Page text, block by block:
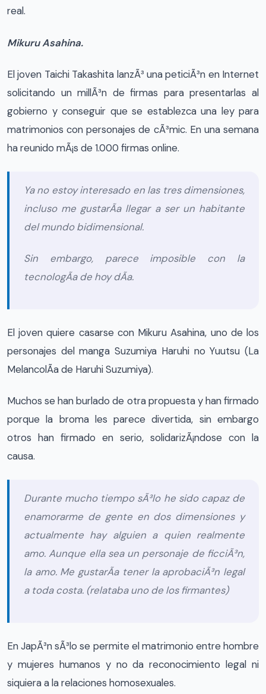
real.
Mikuru Asahina.
El joven Taichi Takashita lanzÃ³ una peticiÃ³n en Internet
solicitando un millÃ³n de firmas para presentarlas al
gobierno y conseguir que se establezca una ley para
matrimonios con personajes de cÃ³mic. En una semana
ha reunido mÃ¡s de 1.000 firmas online.
Ya no estoy interesado en las tres dimensiones,
incluso me gustarÃ­a llegar a ser un habitante
del mundo bidimensional.
Sin embargo, parece imposible con la
tecnologÃ­a de hoy dÃ­a.
El joven quiere casarse con Mikuru Asahina, uno de los
personajes del manga Suzumiya Haruhi no Yuutsu (La
MelancolÃ­a de Haruhi Suzumiya).
Muchos se han burlado de otra propuesta y han firmado
porque la broma les parece divertida, sin embargo
otros han firmado en serio, solidarizÃ¡ndose con la
causa.
Durante mucho tiempo sÃ³lo he sido capaz de
enamorarme de gente en dos dimensiones y
actualmente hay alguien a quien realmente
amo. Aunque ella sea un personaje de ficciÃ³n,
la amo. Me gustarÃ­a tener la aprobaciÃ³n legal
a toda costa. (relataba uno de los firmantes)
En JapÃ³n sÃ³lo se permite el matrimonio entre hombre
y mujeres humanos y no da reconocimiento legal ni
siquiera a la relaciones homosexuales.